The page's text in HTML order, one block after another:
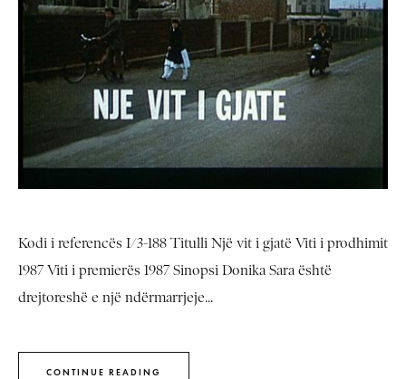
Kodi i referencës I/3-188 Titulli Një vit i gjatë Viti i prodhimit
1987 Viti i premierës 1987 Sinopsi Donika Sara është
drejtoreshë e një ndërmarrjeje...
CONTINUE READING